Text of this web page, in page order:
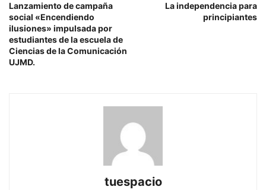
Lanzamiento de campaña
social «Encendiendo
ilusiones» impulsada por
estudiantes de la escuela de
Ciencias de la Comunicación
UJMD.
La independencia para
principiantes
tuespacio